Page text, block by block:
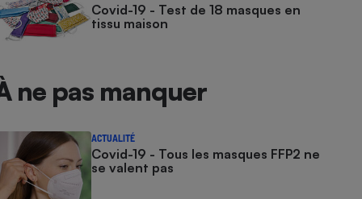
Covid-19 - Test de 18 masques en
tissu maison
ne pas manquer
ACTUALITÉ
Covid-19 - Tous les masques FFP2 ne
se valent pas